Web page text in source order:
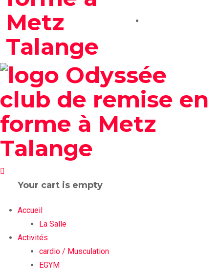
Your cart is empty
Accueil
La Salle
Activités
cardio / Musculation
EGYM